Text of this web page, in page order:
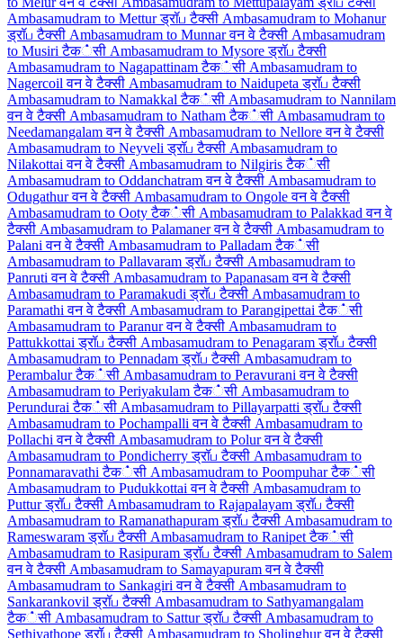
Ambasamudram to Mettur ड्रॉப टैक्सी Ambasamudram to Mohanur
ड्रॉப टैक्सी Ambasamudram to Munnar वन वे टैक्सी Ambasamudram
to Musiri टैक்सी Ambasamudram to Mysore ड्रॉப टैक्सी
Ambasamudram to Nagapattinam टैक்सी Ambasamudram to
Nagercoil वन वे टैक्सी Ambasamudram to Naidupeta ड्रॉப टैक्सी
Ambasamudram to Namakkal टैक்सी Ambasamudram to Nannilam
वन वे टैक्सी Ambasamudram to Natham टैक்सी Ambasamudram to
Needamangalam वन वे टैक्सी Ambasamudram to Nellore वन वे टैक्सी
Ambasamudram to Neyveli ड्रॉப टैक्सी Ambasamudram to
Nilakottai वन वे टैक्सी Ambasamudram to Nilgiris टैक்सी
Ambasamudram to Oddanchatram वन वे टैक्सी Ambasamudram to
Odugathur वन वे टैक्सी Ambasamudram to Ongole वन वे टैक्सी
Ambasamudram to Ooty टैक்सी Ambasamudram to Palakkad वन वे
टैक्सी Ambasamudram to Palamaner वन वे टैक्सी Ambasamudram to
Palani वन वे टैक्सी Ambasamudram to Palladam टैक்सी
Ambasamudram to Pallavaram ड्रॉப टैक्सी Ambasamudram to
Panruti वन वे टैक्सी Ambasamudram to Papanasam वन वे टैक्सी
Ambasamudram to Paramakudi ड्रॉப टैक्सी Ambasamudram to
Paramathi वन वे टैक्सी Ambasamudram to Parangipettai टैक்सी
Ambasamudram to Paranur वन वे टैक्सी Ambasamudram to
Pattukkottai ड्रॉப टैक्सी Ambasamudram to Penagaram ड्रॉப टैक्सी
Ambasamudram to Pennadam ड्रॉப टैक्सी Ambasamudram to
Perambalur टैक்सी Ambasamudram to Peravurani वन वे टैक्सी
Ambasamudram to Periyakulam टैक்सी Ambasamudram to
Perundurai टैक்सी Ambasamudram to Pillayarpatti ड्रॉப टैक्सी
Ambasamudram to Pochampalli वन वे टैक्सी Ambasamudram to
Pollachi वन वे टैक्सी Ambasamudram to Polur वन वे टैक्सी
Ambasamudram to Pondicherry ड्रॉப टैक्सी Ambasamudram to
Ponnamaravathi टैक்सी Ambasamudram to Poompuhar टैक்सी
Ambasamudram to Pudukkottai वन वे टैक्सी Ambasamudram to
Puttur ड्रॉப टैक्सी Ambasamudram to Rajapalayam ड्रॉப टैक्सी
Ambasamudram to Ramanathapuram ड्रॉப टैक्सी Ambasamudram to
Rameswaram ड्रॉப टैक्सी Ambasamudram to Ranipet टैक்सी
Ambasamudram to Rasipuram ड्रॉப टैक्सी Ambasamudram to Salem
वन वे टैक्सी Ambasamudram to Samayapuram वन वे टैक्सी
Ambasamudram to Sankagiri वन वे टैक्सी Ambasamudram to
Sankarankovil ड्रॉப टैक्सी Ambasamudram to Sathyamangalam
टैक்सी Ambasamudram to Sattur ड्रॉப टैक्सी Ambasamudram to
Sethiyathope ड्रॉப टैक्सी Ambasamudram to Sholinghur वन वे टैक्सी